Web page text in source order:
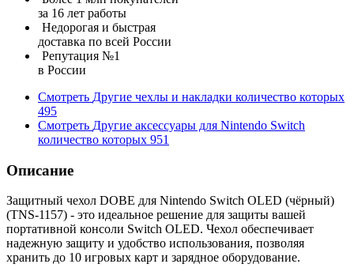
за 16 лет работы
Недорогая и быстрая
доставка по всей России
Репутация №1
в России
Смотреть Другие чехлы и накладки количество которых
495
Смотреть Другие аксессуары для Nintendo Switch
количество которых 951
Описание
Защитный чехол DOBE для Nintendo Switch OLED (чёрный)
(TNS-1157) - это идеальное решение для защиты вашей
портативной консоли Switch OLED. Чехол обеспечивает
надежную защиту и удобство использования, позволяя
хранить до 10 игровых карт и зарядное оборудование.